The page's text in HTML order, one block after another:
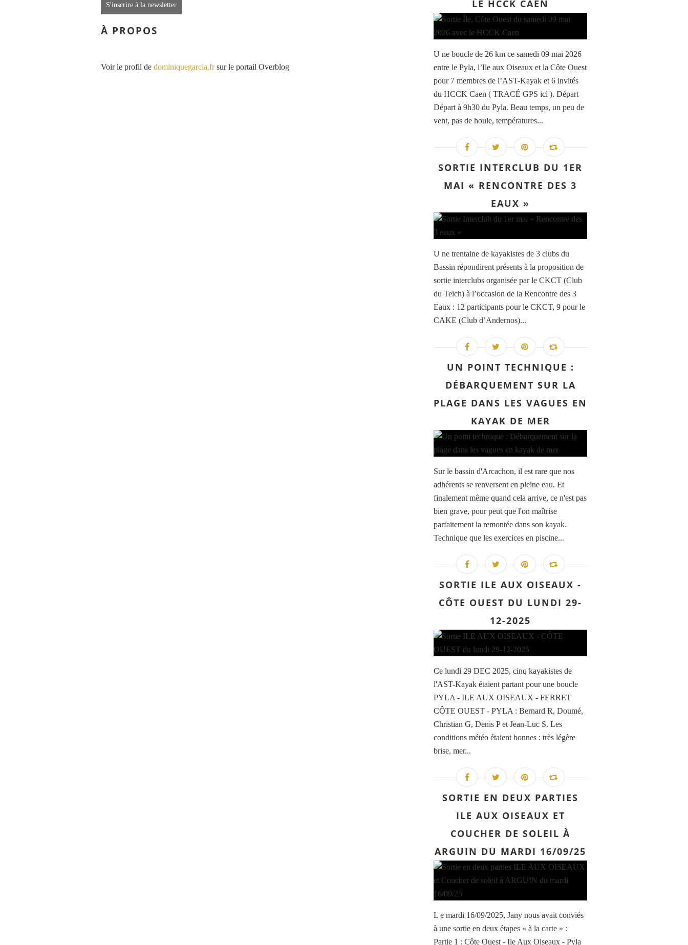
S'inscrire à la newsletter
À PROPOS
Voir le profil de dominiquegarcia.frsur le portail Overblog
LE HCCK CAEN
U ne boucle de 26 km ce samedi 09 mai 2026
entre le Pyla, l’Ile aux Oiseaux et la Côte Ouest
pour 7 membres de l’AST-Kayak et 6 invités
du HCCK Caen ( TRACÉ GPS ici ). Départ
Départ à 9h30 du Pyla. Beau temps, un peu de
vent, pas de houle, températures...
SORTIE INTERCLUB DU 1ER
MAI « RENCONTRE DES 3
EAUX »
U ne trentaine de kayakistes de 3 clubs du
Bassin répondirent présents à la proposition de
sortie interclubs organisée par le CKCT (Club
du Teich) à l’occasion de la Rencontre des 3
Eaux : 12 participants pour le CKCT, 9 pour le
CAKE (Club d’Andernos)...
UN POINT TECHNIQUE :
DÉBARQUEMENT SUR LA
PLAGE DANS LES VAGUES EN
KAYAK DE MER
Sur le bassin d'Arcachon, il est rare que nos
adhérents se renversent en pleine eau. Et
finalement même quand cela arrive, ce n'est pas
bien grave, pour peut que l'on maîtrise
parfaitement la remontée dans son kayak.
Technique que les exercices en piscine...
SORTIE ILE AUX OISEAUX -
CÔTE OUEST DU LUNDI 29-
12-2025
Ce lundi 29 DEC 2025, cinq kayakistes de
l'AST-Kayak étaient partant pour une boucle
PYLA - ILE AUX OISEAUX - FERRET
CÔTE OUEST - PYLA : Bernard R, Doumé,
Christian G, Denis P et Jean-Luc S. Les
conditions météo étaient bonnes : très légère
brise, mer...
SORTIE EN DEUX PARTIES
ILE AUX OISEAUX ET
COUCHER DE SOLEIL À
ARGUIN DU MARDI 16/09/25
L e mardi 16/09/2025, Jany nous avait conviés
à une sortie en deux étapes « à la carte » :
Partie 1 : Côte Ouest - Ile Aux Oiseaux - Pyla